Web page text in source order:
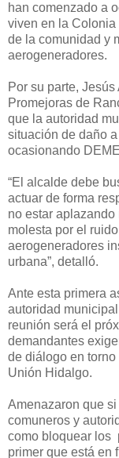
han comenzado a
viven en la
de la comunidad y
aerogeneradores.
Por su parte,
Promejoras de
que la autoridad
situación de daño
ocasionando
“El alcalde debe
actuar de forma
no estar
molesta por el
aerogeneradores
urbana”, detalló.
Ante esta primera
autoridad
reunión será el
demandantes
de diálogo en
Unión Hidalgo.
Amenazaron que
comuneros y
como bloquear los
primer que está en